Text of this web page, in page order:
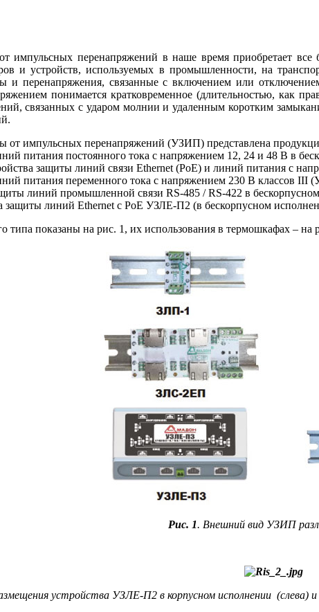
импульсных перенапряжений в на­ше время приобретает
и устройств, используемых в промышленности, на
и перенапряжения, связанные с включением или
понимается кратковременное (длительностью, как
связанных с ударом молнии и удаленным коротким
от импульсных перенапряжений (УЗИП) представлена
питания постоянного то­ка с напряжением 12, 24 и 48 В в
защиты линий связи Ethernet (PoE) и линий питания с
питания переменного тока с напряжением 230 В классов
линий промышленной связи RS‑485 / RS‑422 в
защиты линий Ethernet с PoE УЗЛЕ-П2 (в бескорпусном
показаны на рис. 1, их использования в термошкафах – на
Рис. 1. Внешний вид УЗИП
устройства УЗЛЕ-П2 в корпусном исполнении